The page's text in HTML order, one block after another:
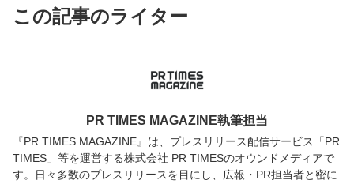
この記事のライター
PR TIMES MAGAZINE執筆担当
『PR TIMES MAGAZINE』は、プレスリリース配信サービス「PR
TIMES」等を運営する株式会社 PR TIMESのオウンドメディアで
す。日々多数のプレスリリースを目にし、広報・PR担当者と密に